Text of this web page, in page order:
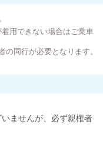
用できない場合はご乗車
同行が必要となります。
ませんが、必ず親権者